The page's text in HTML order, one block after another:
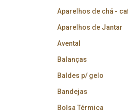
Aparelhos de chá -
Aparelhos de Jantar
Avental
Balanças
Baldes p/ gelo
Bandejas
Bolsa Térmica